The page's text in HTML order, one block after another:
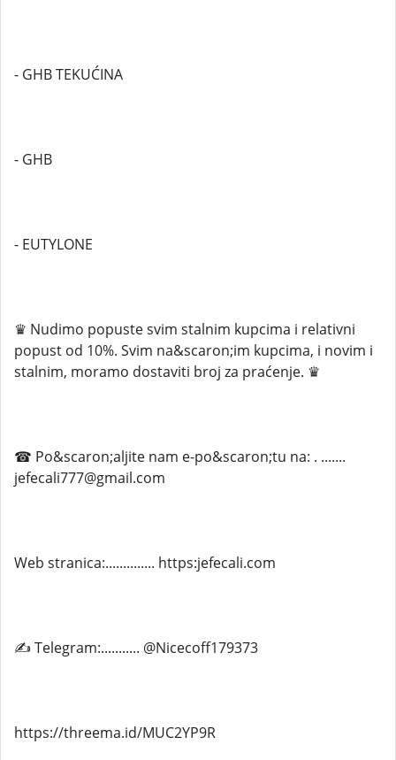
- GHB TEKUĆINA
- GHB
- EUTYLONE
♛ Nudimo popuste svim stalnim kupcima i relativni
popust od 10%. Svim na&scaron;im kupcima, i novim i
stalnim, moramo dostaviti broj za praćenje. ♛
☎ Po&scaron;aljite nam e-po&scaron;tu na: . .......
jefecali777@gmail.com
Web stranica:.............. https:jefecali.com
✍ Telegram:........... @Nicecoff179373
https://threema.id/MUC2YP9R